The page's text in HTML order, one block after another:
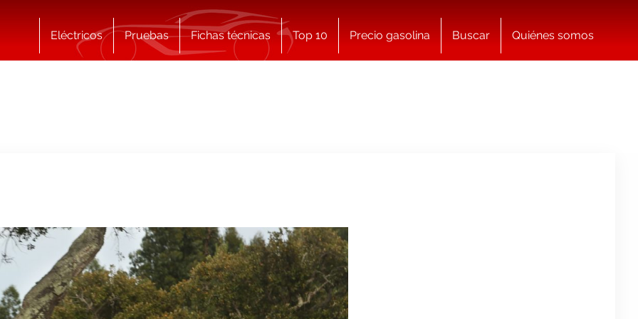
Eléctricos Pruebas Fichas técnicas Top 10 Precio gasolina Buscar Quiénes somos